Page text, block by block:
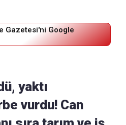
Gazetesi'ni Google
yaktı
vurdu! Can